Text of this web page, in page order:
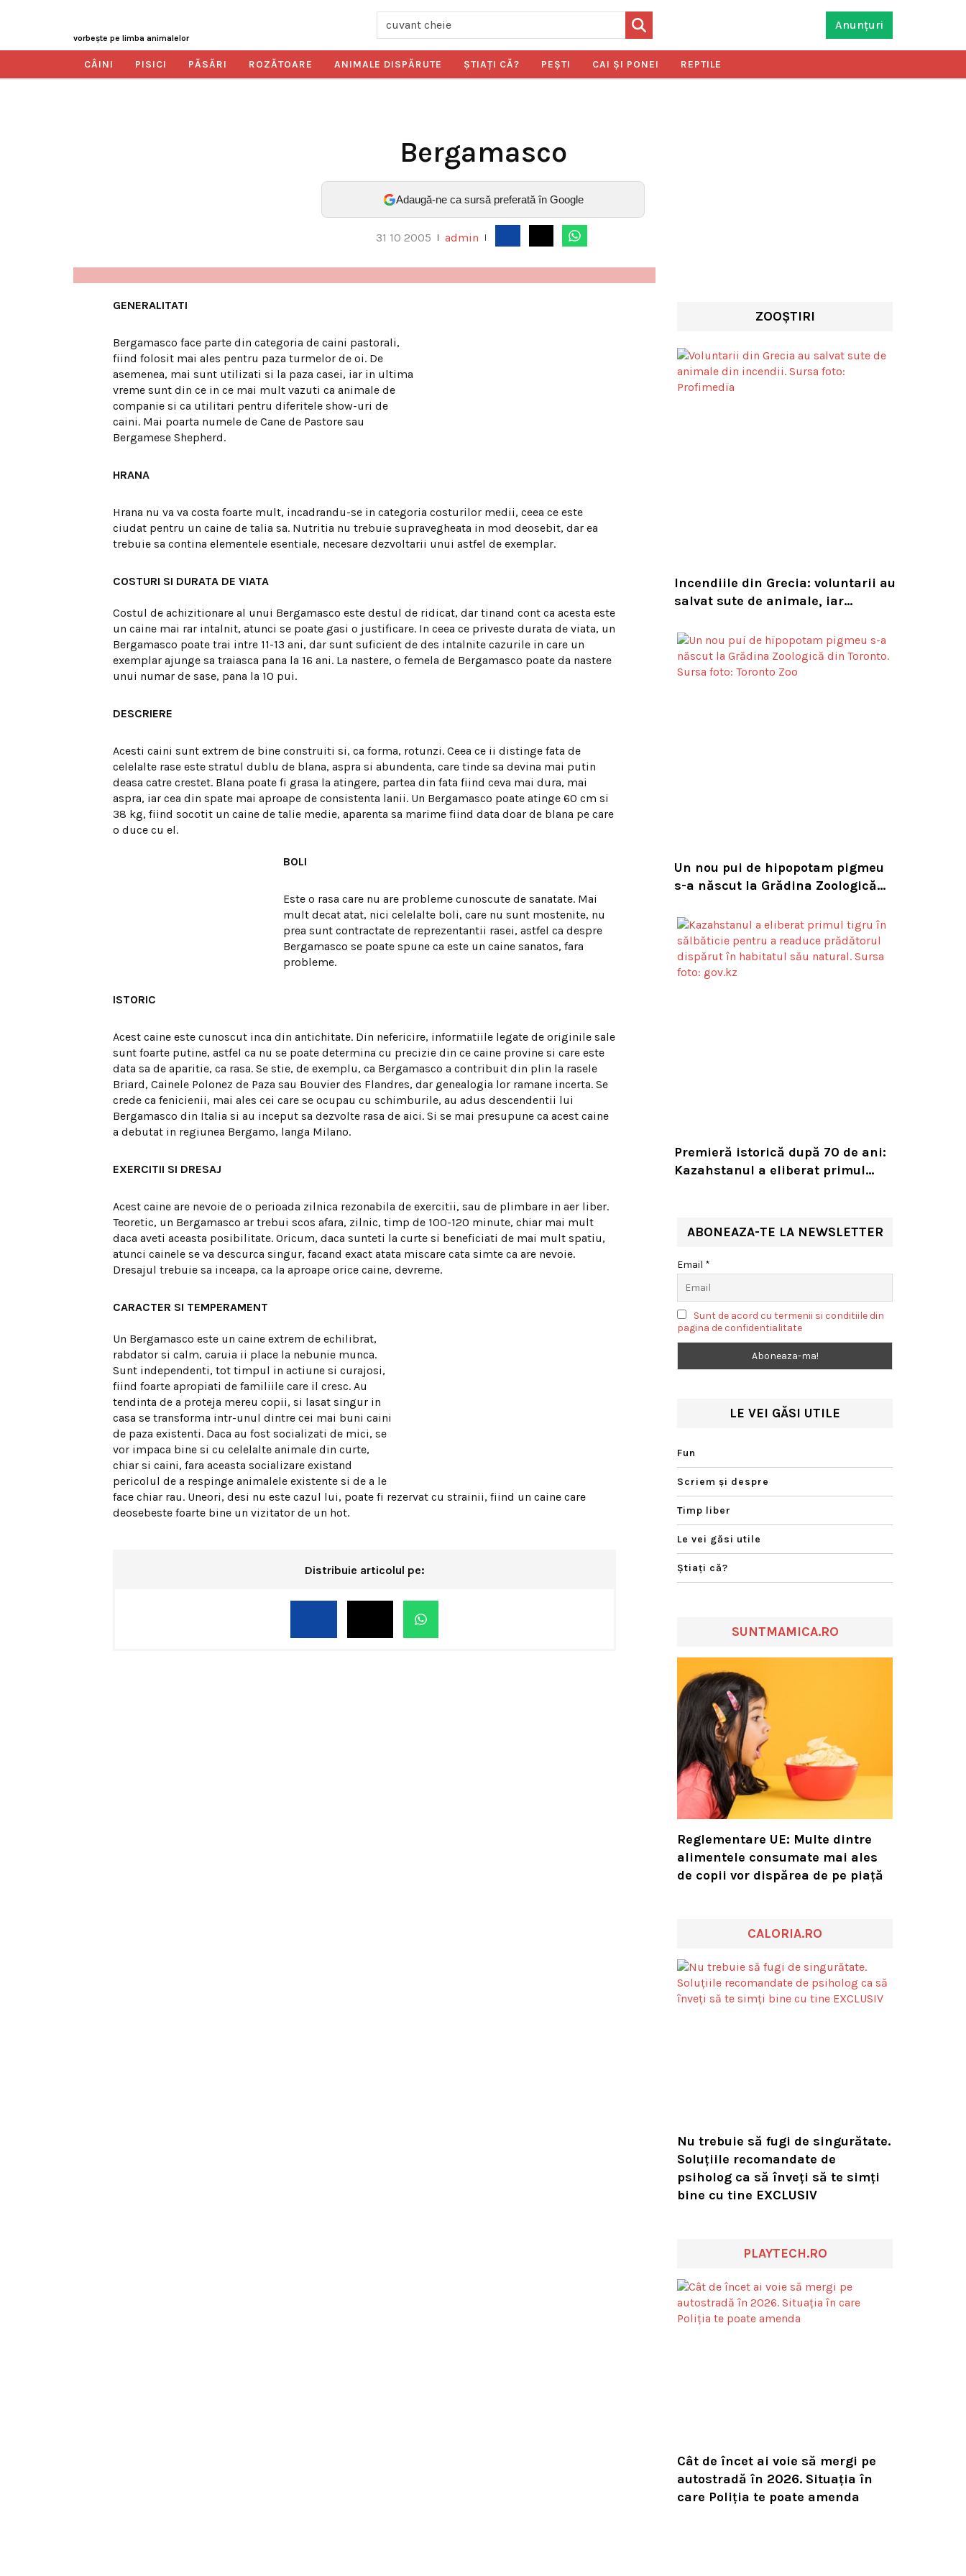
vorbeşte pe limba animalelor
Anunțuri
CÂINI PISICI PĂSĂRI ROZĂTOARE ANIMALE DISPĂRUTE ŞTIAŢI CĂ? PEŞTI CAI ŞI PONEI REPTILE
Bergamasco
Adaugă-ne ca sursă preferată în Google
31 10 2005 admin
GENERALITATI
Bergamasco face parte din categoria de caini pastorali,
fiind folosit mai ales pentru paza turmelor de oi. De
asemenea, mai sunt utilizati si la paza casei, iar in ultima
vreme sunt din ce in ce mai mult vazuti ca animale de
companie si ca utilitari pentru diferitele show-uri de
caini. Mai poarta numele de Cane de Pastore sau
Bergamese Shepherd.
HRANA
Hrana nu va va costa foarte mult, incadrandu-se in categoria costurilor medii, ceea ce este
ciudat pentru un caine de talia sa. Nutritia nu trebuie supravegheata in mod deosebit, dar ea
trebuie sa contina elementele esentiale, necesare dezvoltarii unui astfel de exemplar.
COSTURI SI DURATA DE VIATA
Costul de achizitionare al unui Bergamasco este destul de ridicat, dar tinand cont ca acesta este
un caine mai rar intalnit, atunci se poate gasi o justificare. In ceea ce priveste durata de viata, un
Bergamasco poate trai intre 11-13 ani, dar sunt suficient de des intalnite cazurile in care un
exemplar ajunge sa traiasca pana la 16 ani. La nastere, o femela de Bergamasco poate da nastere
unui numar de sase, pana la 10 pui.
DESCRIERE
Acesti caini sunt extrem de bine construiti si, ca forma, rotunzi. Ceea ce ii distinge fata de
celelalte rase este stratul dublu de blana, aspra si abundenta, care tinde sa devina mai putin
deasa catre crestet. Blana poate fi grasa la atingere, partea din fata fiind ceva mai dura, mai
aspra, iar cea din spate mai aproape de consistenta lanii. Un Bergamasco poate atinge 60 cm si
38 kg, fiind socotit un caine de talie medie, aparenta sa marime fiind data doar de blana pe care
o duce cu el.
BOLI
Este o rasa care nu are probleme cunoscute de sanatate. Mai
mult decat atat, nici celelalte boli, care nu sunt mostenite, nu
prea sunt contractate de reprezentantii rasei, astfel ca despre
Bergamasco se poate spune ca este un caine sanatos, fara
probleme.
ISTORIC
Acest caine este cunoscut inca din antichitate. Din nefericire, informatiile legate de originile sale
sunt foarte putine, astfel ca nu se poate determina cu precizie din ce caine provine si care este
data sa de aparitie, ca rasa. Se stie, de exemplu, ca Bergamasco a contribuit din plin la rasele
Briard, Cainele Polonez de Paza sau Bouvier des Flandres, dar genealogia lor ramane incerta. Se
crede ca fenicienii, mai ales cei care se ocupau cu schimburile, au adus descendentii lui
Bergamasco din Italia si au inceput sa dezvolte rasa de aici. Si se mai presupune ca acest caine
a debutat in regiunea Bergamo, langa Milano.
EXERCITII SI DRESAJ
Acest caine are nevoie de o perioada zilnica rezonabila de exercitii, sau de plimbare in aer liber.
Teoretic, un Bergamasco ar trebui scos afara, zilnic, timp de 100-120 minute, chiar mai mult
daca aveti aceasta posibilitate. Oricum, daca sunteti la curte si beneficiati de mai mult spatiu,
atunci cainele se va descurca singur, facand exact atata miscare cata simte ca are nevoie.
Dresajul trebuie sa inceapa, ca la aproape orice caine, devreme.
CARACTER SI TEMPERAMENT
Un Bergamasco este un caine extrem de echilibrat,
rabdator si calm, caruia ii place la nebunie munca.
Sunt independenti, tot timpul in actiune si curajosi,
fiind foarte apropiati de familiile care il cresc. Au
tendinta de a proteja mereu copii, si lasat singur in
casa se transforma intr-unul dintre cei mai buni caini
de paza existenti. Daca au fost socializati de mici, se
vor impaca bine si cu celelalte animale din curte,
chiar si caini, fara aceasta socializare existand
pericolul de a respinge animalele existente si de a le
face chiar rau. Uneori, desi nu este cazul lui, poate fi rezervat cu strainii, fiind un caine care
deosebeste foarte bine un vizitator de un hot.
Distribuie articolul pe:
ZOOȘTIRI
Incendiile din Grecia: voluntarii au
salvat sute de animale, iar
de intervenție
Un nou pui de hipopotam pigmeu
s-a născut la Grădina Zoologică
dispariție
Premieră istorică după 70 de ani:
Kazahstanul a eliberat primul
habitatul său natural
ABONEAZA-TE LA NEWSLETTER
Email *
Sunt de acord cu termenii si conditiile din
pagina de confidentialitate
LE VEI GĂSI UTILE
Fun
Scriem şi despre
Timp liber
Le vei găsi utile
Ştiaţi că?
SUNTMAMICA.RO
Reglementare UE: Multe dintre
alimentele consumate mai ales
de copii vor dispărea de pe piață
CALORIA.RO
Nu trebuie să fugi de singurătate.
Soluțiile recomandate de
psiholog ca să înveți să te simți
bine cu tine EXCLUSIV
PLAYTECH.RO
Cât de încet ai voie să mergi pe
autostradă în 2026. Situația în
care Poliția te poate amenda